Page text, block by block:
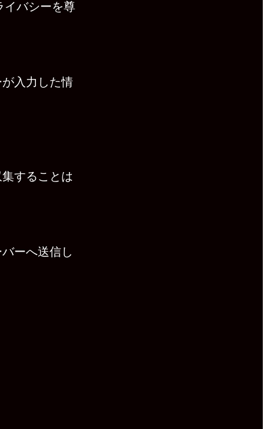
イバシーを尊
入力した情
することは
ーへ送信し